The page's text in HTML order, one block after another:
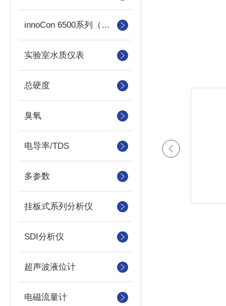
innoCon 6500系列（已停产）
实验室水质仪表
总硬度
臭氧
电导率/TDS
多参数
挂板式系列分析仪
SDI分析仪
超声波液位计
电磁流量计